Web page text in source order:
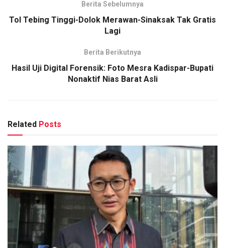
Berita Sebelumnya
Tol Tebing Tinggi-Dolok Merawan-Sinaksak Tak Gratis
Lagi
Berita Berikutnya
Hasil Uji Digital Forensik: Foto Mesra Kadispar-Bupati
Nonaktif Nias Barat Asli
Related Posts